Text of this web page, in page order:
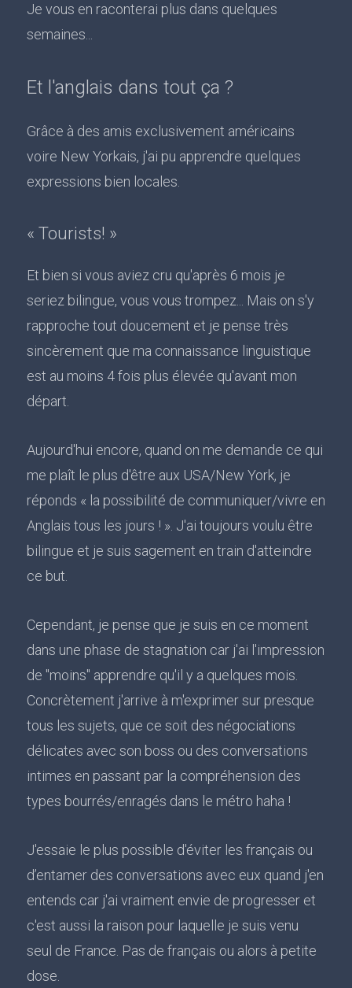
Je vous en raconterai plus dans quelques
semaines...
Et l'anglais dans tout ça ?
Grâce à des amis exclusivement américains
voire New Yorkais, j'ai pu apprendre quelques
expressions bien locales.
« Tourists! »
Et bien si vous aviez cru qu'après 6 mois je
seriez bilingue, vous vous trompez... Mais on s'y
rapproche tout doucement et je pense très
sincèrement que ma connaissance linguistique
est au moins 4 fois plus élevée qu'avant mon
départ.
Aujourd'hui encore, quand on me demande ce qui
me plaît le plus d'être aux USA/New York, je
réponds « la possibilité de communiquer/vivre en
Anglais tous les jours ! ». J'ai toujours voulu être
bilingue et je suis sagement en train d'atteindre
ce but.
Cependant, je pense que je suis en ce moment
dans une phase de stagnation car j'ai l'impression
de "moins" apprendre qu'il y a quelques mois.
Concrètement j'arrive à m'exprimer sur presque
tous les sujets, que ce soit des négociations
délicates avec son boss ou des conversations
intimes en passant par la compréhension des
types bourrés/enragés dans le métro haha !
J'essaie le plus possible d'éviter les français ou
d’entamer des conversations avec eux quand j'en
entends car j'ai vraiment envie de progresser et
c'est aussi la raison pour laquelle je suis venu
seul de France. Pas de français ou alors à petite
dose.